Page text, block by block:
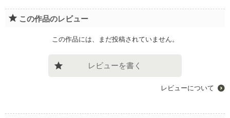
この作品のレビュー
この作品には、まだ投稿されていません。
レビューを書く
レビューについて